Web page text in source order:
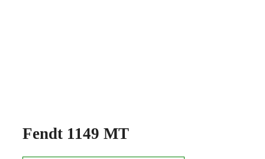
Fendt 1149 MT